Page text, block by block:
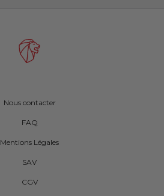
Nous contacter
FAQ
Mentions Légales
SAV
CGV